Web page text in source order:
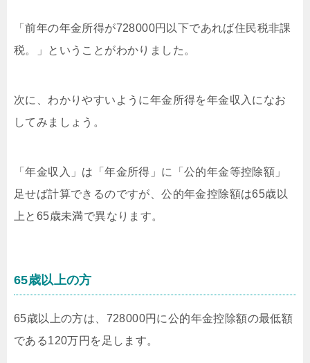
「前年の年金所得が728000円以下であれば住民税非課
税。」ということがわかりました。
次に、わかりやすいように年金所得を年金収入になお
してみましょう。
「年金収入」は「年金所得」に「公的年金等控除額」
足せば計算できるのですが、公的年金控除額は65歳以
上と65歳未満で異なります。
65歳以上の方
65歳以上の方は、728000円に公的年金控除額の最低額
である120万円を足します。